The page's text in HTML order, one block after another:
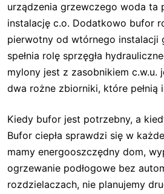
urządzenia grzewczego woda ta
instalację c.o. Dodatkowo bufor
pierwotny od wtórnego instalacji
spełnia rolę sprzęgła
mylony jest z zasobnikiem c.w.u.
dwa rożne zbiorniki, które pełnią
Kiedy bufor jest potrzebny, a
Bufor ciepła sprawdzi się w
mamy energooszczędny dom,
ogrzewanie podłogowe bez
rozdzielaczach, nie planujemy